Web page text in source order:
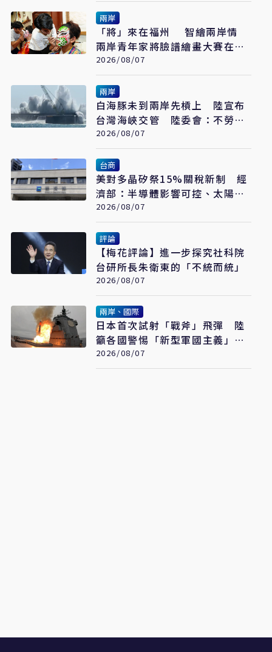
兩岸
「將」來在福州 智繪兩岸情
兩岸青年家將臉譜繪畫大賽在福
州開幕
2026/08/07
兩岸
白海豚未到兩岸先槓上 陸宣布
台灣海峽交管 陸委會：不勞費
心
2026/08/07
台商
美對多晶矽祭15%關稅新制 經
濟部：半導體影響可控、太陽能
產業衝擊有限
2026/08/07
評論
【梅花評論】進一步探究社科院
台研所長朱衛東的「不統而統」
2026/08/07
兩岸、國際
日本首次試射「戰斧」飛彈 陸
籲各國警惕「新型軍國主義」發
展
2026/08/07